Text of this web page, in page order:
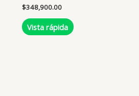
$348,900.00
Vista rápida